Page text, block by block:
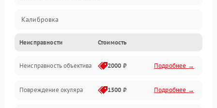
Калибровка
Механика
Электропитание
Электроника
Неисправности Стоимость
Неисправность объектива 2000 ₽ Подробнее →
Повреждение окуляра 1500 ₽ Подробнее →